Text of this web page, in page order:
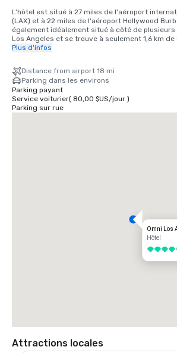
L'hôtel est situé à 27 miles de l'aéroport
(LAX) et à 22 miles de l'aéroport Hollywood
également idéalement situé à côté de
Los Angeles et se trouve à seulement 1,6 km de
Angeles.
Plus d'infos
Distance from airport 18 mi
Parking dans les environs
Parking payant
Service voiturier( 80,00 $US/jour)
Parking sur rue
Omni Los
Hôtel
4 sur 5
Attractions locales